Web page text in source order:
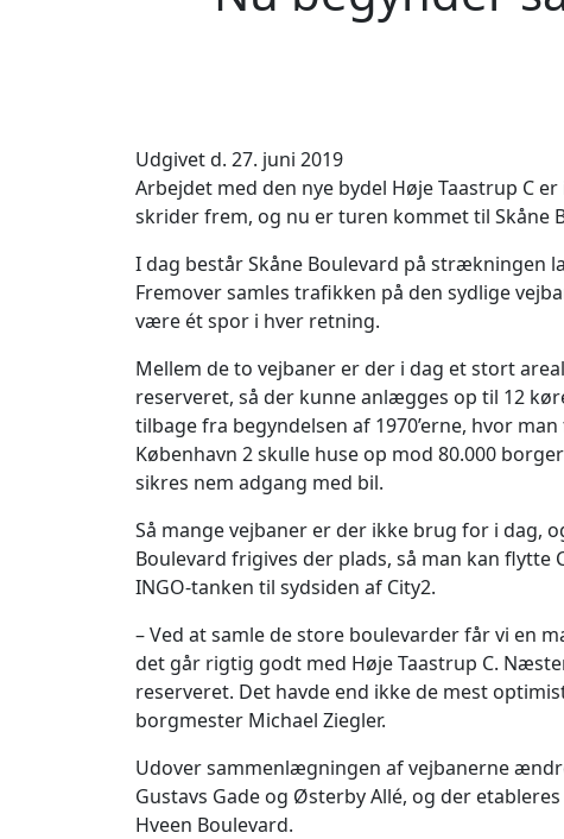
Udgivet d. 27. juni 2019
Arbejdet med den nye bydel Høje Taastrup C
skrider frem, og nu er turen kommet til Skåne
I dag består Skåne Boulevard på strækningen
Fremover samles trafikken på den sydlige
være ét spor i hver retning.
Mellem de to vejbaner er der i dag et stort
reserveret, så der kunne anlægges op til 12
tilbage fra begyndelsen af 1970’erne, hvor
København 2 skulle huse op mod 80.000
sikres nem adgang med bil.
Så mange vejbaner er der ikke brug for i dag,
Boulevard frigives der plads, så man kan flytte
INGO-tanken til sydsiden af City2.
– Ved at samle de store boulevarder får vi en
det går rigtig godt med Høje Taastrup C.
reserveret. Det havde end ikke de mest
borgmester Michael Ziegler.
Udover sammenlægningen af vejbanerne
Gustavs Gade og Østerby Allé, og der
Hveen Boulevard.